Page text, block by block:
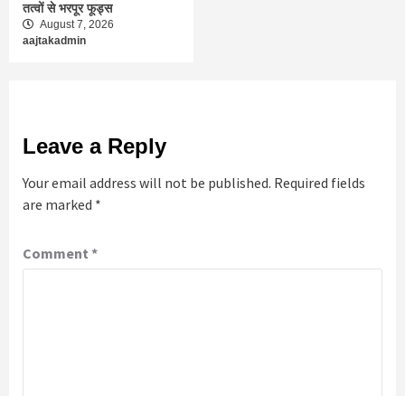
तत्वों से भरपूर फूड्स
August 7, 2026
aajtakadmin
Leave a Reply
Your email address will not be published. Required fields
are marked *
Comment *